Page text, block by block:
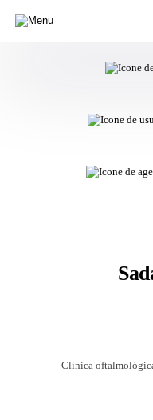
Clínica